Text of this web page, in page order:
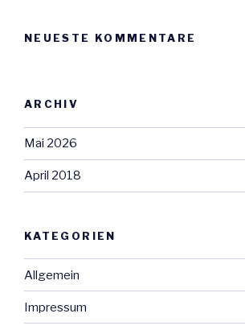
NEUESTE KOMMENTARE
ARCHIV
Mai 2026
April 2018
KATEGORIEN
Allgemein
Impressum